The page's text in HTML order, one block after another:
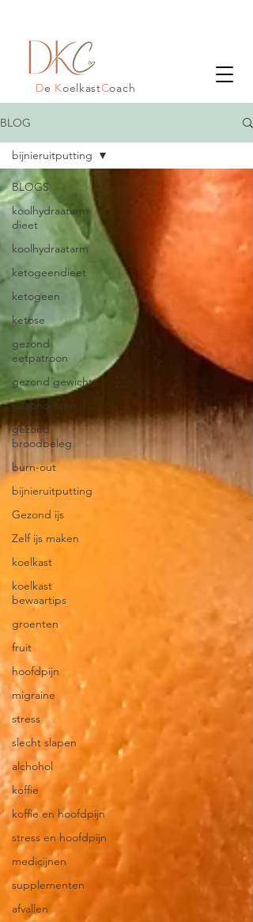
De KoelkastCoach
BLOG
BLOGS
koolhydraatarm
dieet
koolhydraatarm
ketogeendieet
ketogeen
ketose
gezond
eetpatroon
gezond gewicht
gezond eten
gezond
broodbeleg
burn-out
bijnieruitputting
Gezond ijs
Zelf ijs maken
koelkast
koelkast
bewaartips
groenten
fruit
hoofdpijn
migraine
stress
slecht slapen
alchohol
koffie
koffie en hoofdpijn
stress en hoofdpijn
medicijnen
supplementen
afvallen
bijnieruitputting